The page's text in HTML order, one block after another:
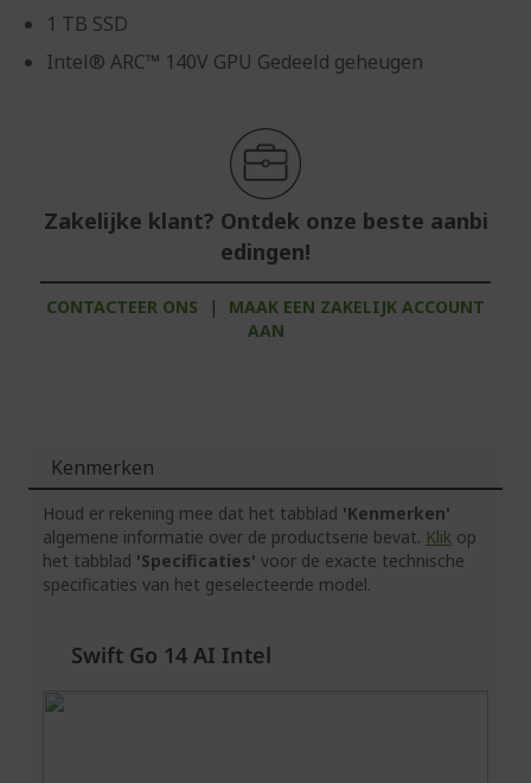
1 TB SSD
Intel® ARC™ 140V GPU Gedeeld geheugen
Zakelijke klant? Ontdek onze beste aanbi
edingen!
CONTACTEER ONS |
MAAK EEN ZAKELIJK ACCOUNT
AAN
Kenmerken
Houd er rekening mee dat het tabblad 'Kenmerken'
algemene informatie over de productserie bevat. Klik op
het tabblad 'Specificaties' voor de exacte technische
specificaties van het geselecteerde model.